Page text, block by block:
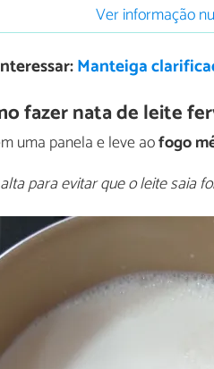
Ver informação
Manteiga
fazer nata de leite
uma panela e leve aofogo
para evitar que o leite saia